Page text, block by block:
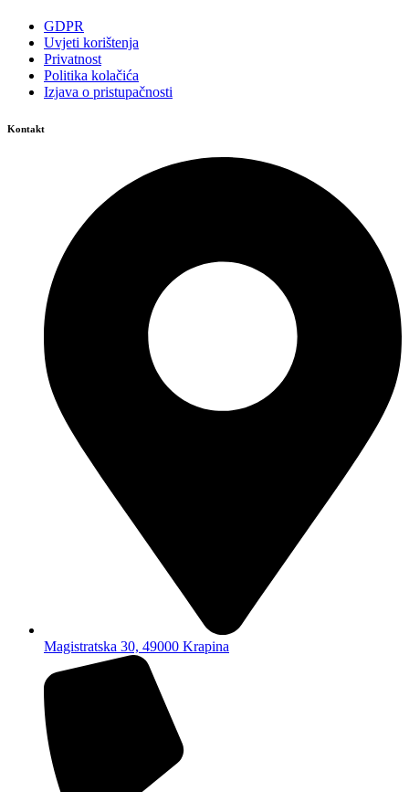
GDPR
Uvjeti korištenja
Privatnost
Politika kolačića
Izjava o pristupačnosti
Kontakt
Magistratska 30, 49000 Krapina